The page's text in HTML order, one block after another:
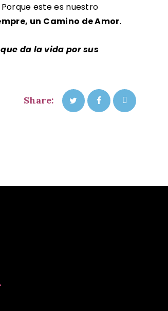
este es nuestro
un Camino de Amor.
da la vida por sus
Share: